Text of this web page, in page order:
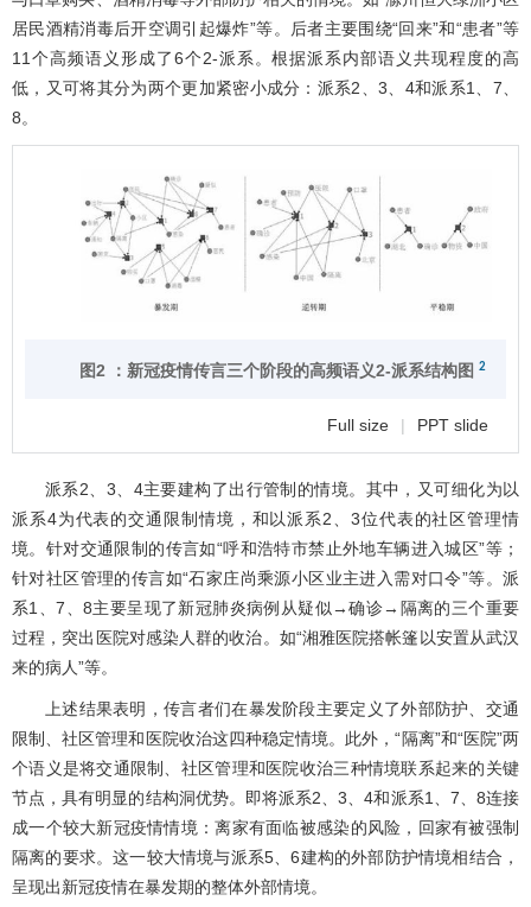
居民酒精消毒后开空调引起爆炸”等。后者主要围绕“回来”和“患者”等
11个高频语义形成了6个2-派系。根据派系内部语义共现程度的高
低，又可将其分为两个更加紧密小成分：派系2、3、4和派系1、7、
8。
图2 ：新冠疫情传言三个阶段的高频语义2-派系结构图 2
Full size | PPT slide
派系2、3、4主要建构了出行管制的情境。其中，又可细化为以
派系4为代表的交通限制情境，和以派系2、3位代表的社区管理情
境。针对交通限制的传言如“呼和浩特市禁止外地车辆进入城区”等；
针对社区管理的传言如“石家庄尚乘源小区业主进入需对口令”等。派
系1、7、8主要呈现了新冠肺炎病例从疑似→确诊→隔离的三个重要
过程，突出医院对感染人群的收治。如“湘雅医院搭帐篷以安置从武汉
来的病人”等。
上述结果表明，传言者们在暴发阶段主要定义了外部防护、交通
限制、社区管理和医院收治这四种稳定情境。此外，“隔离”和“医院”两
个语义是将交通限制、社区管理和医院收治三种情境联系起来的关键
节点，具有明显的结构洞优势。即将派系2、3、4和派系1、7、8连接
成一个较大新冠疫情情境：离家有面临被感染的风险，回家有被强制
隔离的要求。这一较大情境与派系5、6建构的外部防护情境相结合，
呈现出新冠疫情在暴发期的整体外部情境。